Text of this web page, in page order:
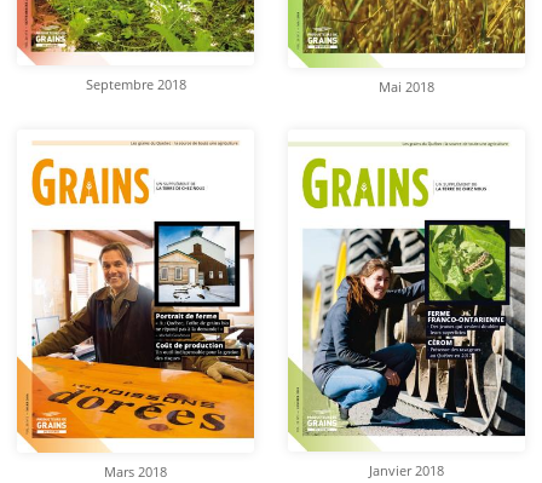
Septembre 2018 Mai 2018
Mars 2018 Janvier 2018